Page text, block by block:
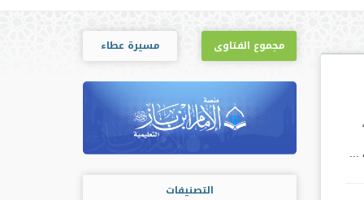
...
مجموع الفتاوى مسيرة عطاء
التصنيفات